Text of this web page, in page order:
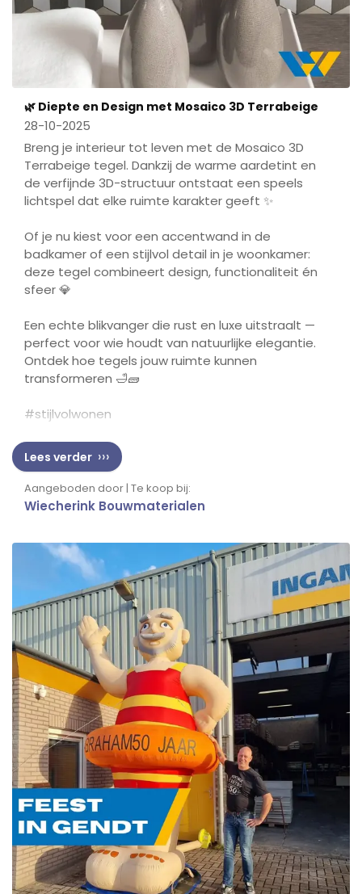
🌿 Diepte en Design met Mosaico 3D Terrabeige
28-10-2025
Breng je interieur tot leven met de Mosaico 3D
Terrabeige tegel. Dankzij de warme aardetint en
de verfijnde 3D-structuur ontstaat een speels
lichtspel dat elke ruimte karakter geeft ✨
Of je nu kiest voor een accentwand in de
badkamer of een stijlvol detail in je woonkamer:
deze tegel combineert design, functionaliteit én
sfeer💎
Een echte blikvanger die rust en luxe uitstraalt —
perfect voor wie houdt van natuurlijke elegantie.
Ontdek hoe tegels jouw ruimte kunnen
transformeren 🛁🧱
#stijlvolwonen
Lees verder
Aangeboden door | Te koop bij:
Wiecherink Bouwmaterialen